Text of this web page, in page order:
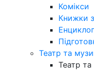
Комікси
Книжки
Театр та
Театр